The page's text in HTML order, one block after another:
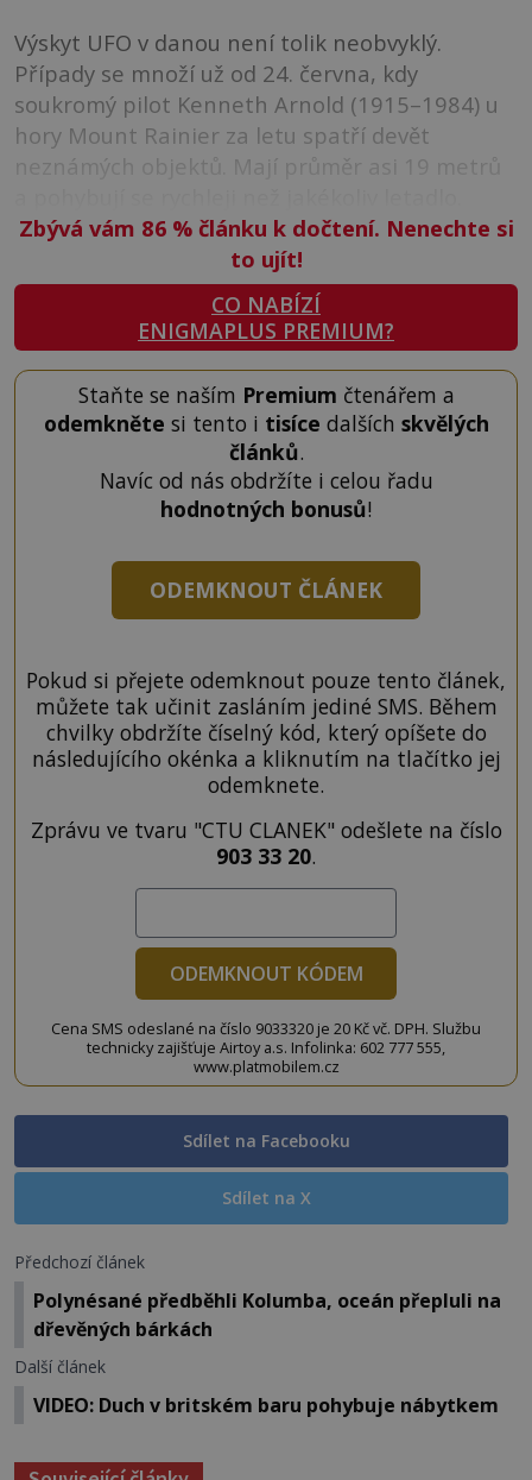
Výskyt UFO v danou není tolik neobvyklý.
Případy se množí už od 24. června, kdy
soukromý pilot Kenneth Arnold (1915–1984) u
hory Mount Rainier za letu spatří devět
neznámých objektů. Mají průměr asi 19 metrů
Zbývá vám 86 %článku k dočtení. Nenechte si
to ujít!
CO NABÍZÍ
ENIGMAPLUS PREMIUM?
Staňte se naším Premium čtenářem a
odemkněte si tento i tisíce dalších skvělých
článků.
Navíc od nás obdržíte i celou řadu
hodnotných bonusů!
ODEMKNOUT ČLÁNEK
Pokud si přejete odemknout pouze tento článek,
můžete tak učinit zasláním jediné SMS. Během
chvilky obdržíte číselný kód, který opíšete do
následujícího okénka a kliknutím na tlačítko jej
odemknete.
Zprávu ve tvaru "CTU CLANEK" odešlete na číslo
903 33 20.
ODEMKNOUT KÓDEM
Cena SMS odeslané na číslo 9033320 je 20 Kč vč. DPH. Službu
technicky zajišťuje Airtoy a.s. Infolinka: 602 777 555,
www.platmobilem.cz
Sdílet na Facebooku
Sdílet na X
Předchozí článek
Polynésané předběhli Kolumba, oceán přepluli na
dřevěných bárkách
Další článek
VIDEO: Duch v britském baru pohybuje nábytkem